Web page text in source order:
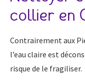
collier en
Contrairement aux
l’eau claire est
risque de le fragiliser.